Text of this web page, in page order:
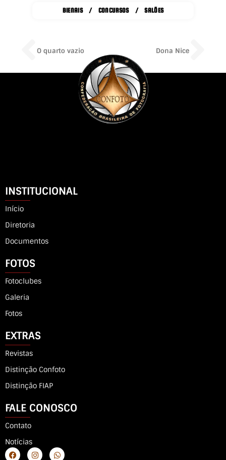
BIENAIS / CONCURSOS / SALÕES
Prev
O quarto vazio Dona Nice
INSTITUCIONAL
Início
Diretoria
Documentos
FOTOS
Fotoclubes
Galeria
Fotos
EXTRAS
Revistas
Distinção Confoto
Distinção FIAP
FALE CONOSCO
Contato
Notícias
F I W